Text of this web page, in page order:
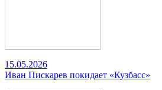
15.05.2026
Иван Пискарев покидает «Кузбасс»